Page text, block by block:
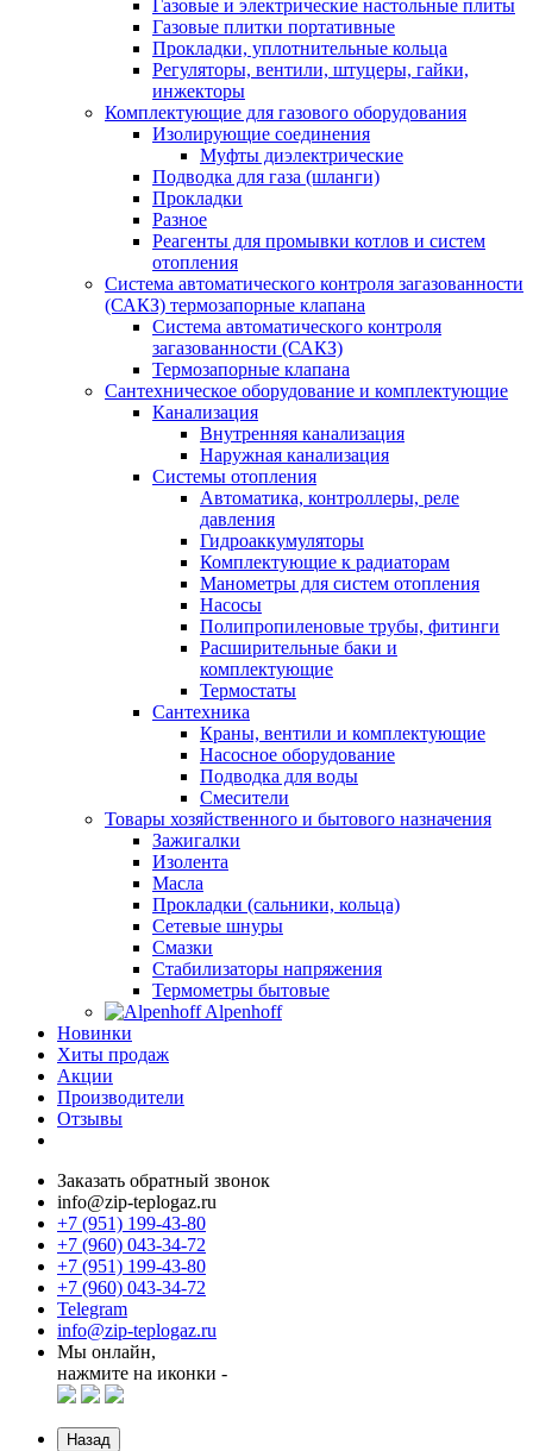
Газовые и электрические настольные плиты
Газовые плитки портативные
Прокладки, уплотнительные кольца
Регуляторы, вентили, штуцеры, гайки,
инжекторы
Комплектующие для газового оборудования
Изолирующие соединения
Муфты диэлектрические
Подводка для газа (шланги)
Прокладки
Разное
Реагенты для промывки котлов и систем
отопления
Система автоматического контроля загазованности
(САКЗ) термозапорные клапана
Система автоматического контроля
загазованности (САКЗ)
Термозапорные клапана
Сантехническое оборудование и комплектующие
Канализация
Внутренняя канализация
Наружная канализация
Системы отопления
Автоматика, контроллеры, реле
давления
Гидроаккумуляторы
Комплектующие к радиаторам
Манометры для систем отопления
Насосы
Полипропиленовые трубы, фитинги
Расширительные баки и
комплектующие
Термостаты
Сантехника
Краны, вентили и комплектующие
Насосное оборудование
Подводка для воды
Смесители
Товары хозяйственного и бытового назначения
Зажигалки
Изолента
Масла
Прокладки (сальники, кольца)
Сетевые шнуры
Смазки
Стабилизаторы напряжения
Термометры бытовые
Alpenhoff
Новинки
Хиты продаж
Акции
Производители
Отзывы
Заказать обратный звонок
info@zip-teplogaz.ru
+7 (951) 199-43-80
+7 (960) 043-34-72
+7 (951) 199-43-80
+7 (960) 043-34-72
Telegram
info@zip-teplogaz.ru
Мы онлайн,
нажмите на иконки -
Назад